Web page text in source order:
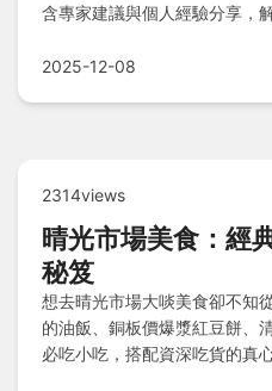
含專家建議與個人經驗分享，
2025-12-08
2314views
晴光市場美食：經
秘笈
想去晴光市場大啖美食卻不知
的油飯、銅板價爆漿紅豆餅、
必吃小吃，搭配資深吃貨的真